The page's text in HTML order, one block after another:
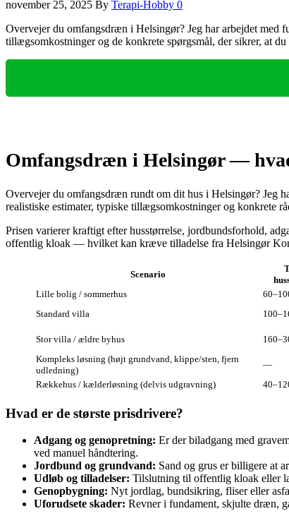
november 25, 2025 By Terapi-Hobby 0
Overvejer du omfangsdræn i Helsingør? Jeg har arbejdet
tillægsomkostninger og de konkrete spørgsmål, der sikrer, at
Omfangsdræn i Helsingør —
Overvejer du omfangsdræn rundt om dit hus i Helsingør? Jeg
realistiske estimater, typiske tillægsomkostninger og konkrete
Prisen varierer kraftigt efter husstørrelse, jordbundsforhold,
offentlig kloak — hvilket kan kræve tilladelse fra Helsingør
Scenario
Lille bolig / sommerhus
Standard villa
Stor villa / ældre byhus
Kompleks løsning (højt grundvand, klippe/sten, fjern
udledning)
—
Rækkehus / kælderløsning (delvis udgravning)
Hvad er de største prisdrivere?
Adgang og genopretning: Er der biladgang med
ved manuel håndtering.
Jordbund og grundvand: Sand og grus er billigere at
Udløb og tilladelser: Tilslutning til offentlig kloak eller
Genopbygning: Nyt jordlag, bundsikring, fliser eller
Uforudsete skader: Revner i fundament, skjulte dræn,